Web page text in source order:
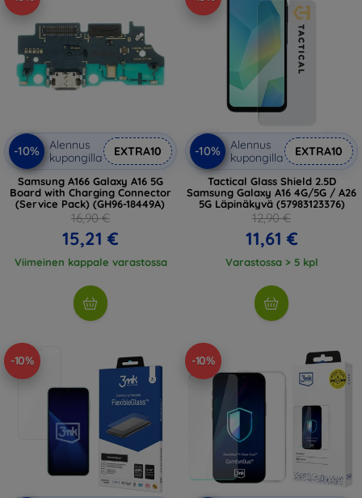
-10%
Alennus
kupongilla
EXTRA10
Samsung A166 Galaxy A16 5G
Board with Charging Connector
(Service Pack) (GH96-18449A)
16,90 €
15,21 €
Viimeinen kappale varastossa
-10%
Alennus
kupongilla
EXTRA10
Tactical Glass Shield 2.5D
Samsung Galaxy A16 4G/5G / A26
5G Läpinäkyvä (57983123376)
12,90 €
11,61 €
Varastossa > 5 kpl
-10% -10%